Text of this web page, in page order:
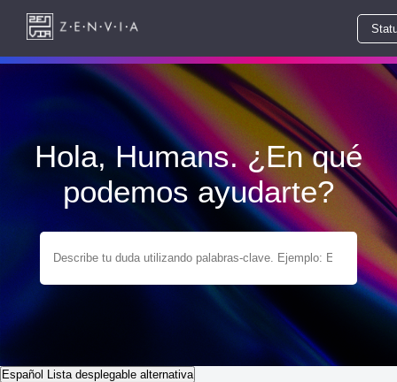
Hola, Humans. ¿En qué
podemos ayudarte?
Español Lista desplegable alternativa